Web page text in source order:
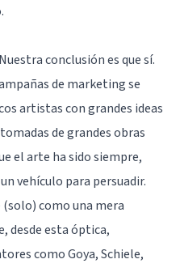
conclusión es que sí.
de marketing se
artistas con grandes ideas
de grandes obras
el arte ha sido siempre,
vehículo para persuadir.
como una mera
desde esta óptica,
como Goya, Schiele,